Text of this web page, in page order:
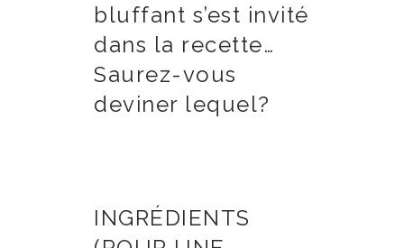
bluffant s’est invité
dans la recette…
Saurez-vous
deviner lequel?
INGRÉDIENTS